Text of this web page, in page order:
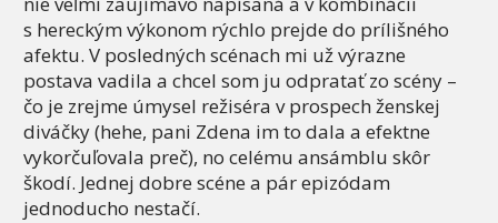
s hereckým výkonom rýchlo prejde do prílišného
afektu. V posledných scénach mi už výrazne
postava vadila a chcel som ju odpratať zo scény –
čo je zrejme úmysel režiséra v prospech ženskej
diváčky (hehe, pani Zdena im to dala a efektne
vykorčuľovala preč), no celému ansámblu skôr
škodí. Jednej dobre scéne a pár epizódam
jednoducho nestačí.